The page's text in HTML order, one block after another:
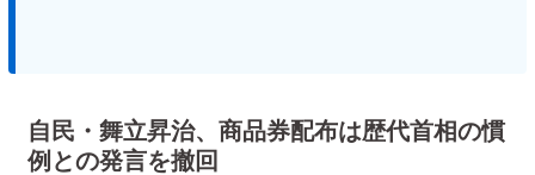
自民・舞立昇治、商品券配布は歴代首相の慣
例との発言を撤回